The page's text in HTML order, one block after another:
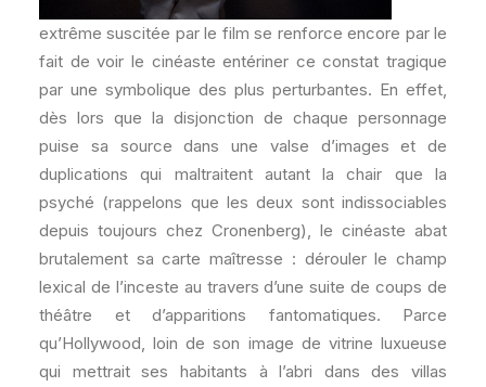
extrême suscitée par le film se renforce encore par le
fait de voir le cinéaste entériner ce constat tragique
par une symbolique des plus perturbantes. En effet,
dès lors que la disjonction de chaque personnage
puise sa source dans une valse d’images et de
duplications qui maltraitent autant la chair que la
psyché (rappelons que les deux sont indissociables
depuis toujours chez Cronenberg), le cinéaste abat
brutalement sa carte maîtresse : dérouler le champ
lexical de l’inceste au travers d’une suite de coups de
théâtre et d’apparitions fantomatiques. Parce
qu’Hollywood, loin de son image de vitrine luxueuse
qui mettrait ses habitants à l’abri dans des villas